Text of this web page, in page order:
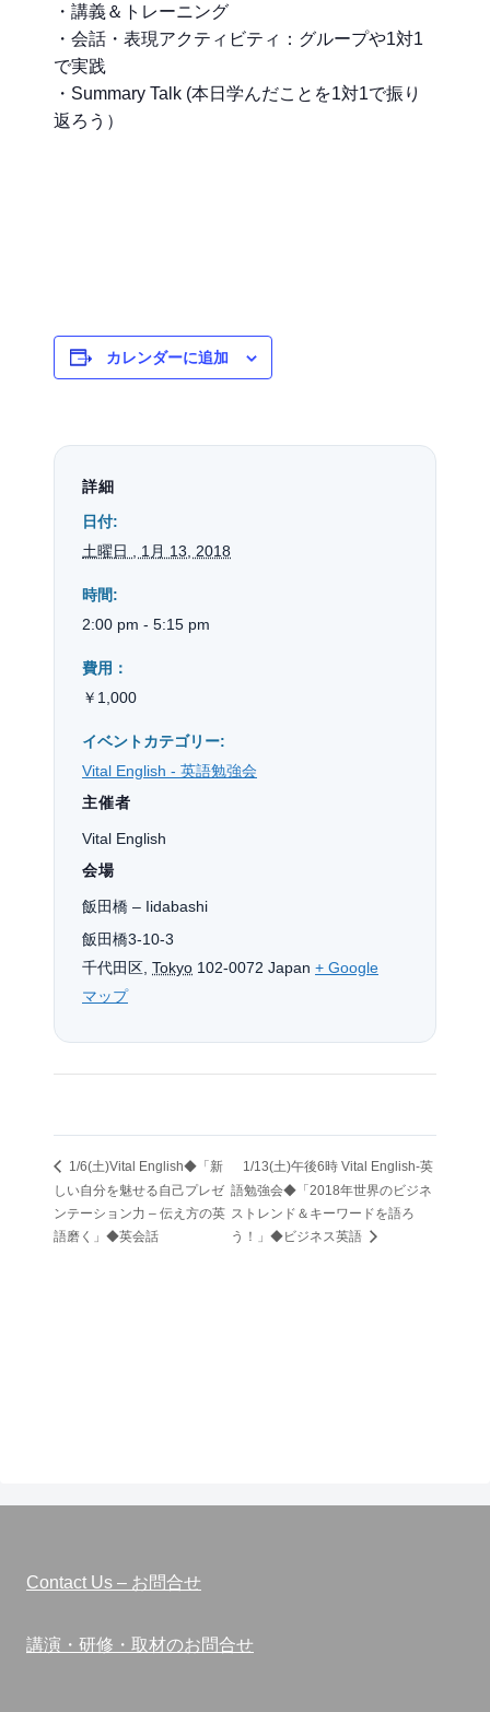
・講義＆トレーニング
・会話・表現アクティビティ：グループや1対1
で実践
・Summary Talk (本日学んだことを1対1で振り
返ろう）
カレンダーに追加
詳細
日付:
土曜日 , 1月 13, 2018
時間:
2:00 pm - 5:15 pm
費用：
￥1,000
イベントカテゴリー:
Vital English - 英語勉強会
会場
飯田橋 – Iidabashi
飯田橋3-10-3
千代田区 Tokyo 102-0072 Japan + Google
マップ
主催者
Vital English
1/6(土)Vital English◆「新
しい自分を魅せる自己プレゼ
ンテーション力 – 伝え方の英
語磨く」◆英会話
1/13(土)午後6時 Vital English-英
語勉強会◆「2018年世界のビジネ
ストレンド＆キーワードを語ろ
う！」◆ビジネス英語
Contact Us – お問合せ
講演・研修・取材のお問合せ